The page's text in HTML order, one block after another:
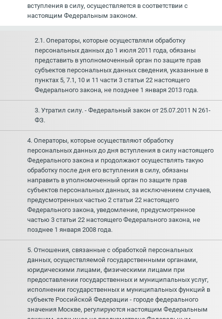
вступления в силу, осуществляется в соответствии с
настоящим Федеральным законом.
2.1. Операторы, которые осуществляли обработку
персональных данных до 1 июля 2011 года, обязаны
представить в уполномоченный орган по защите прав
субъектов персональных данных сведения, указанные в
пунктах 5, 7.1, 10 и 11 части 3 статьи 22 настоящего
Федерального закона, не позднее 1 января 2013 года.
3. Утратил силу. - Федеральный закон от 25.07.2011 N 261-
ФЗ.
4. Операторы, которые осуществляют обработку
персональных данных до дня вступления в силу настоящего
Федерального закона и продолжают осуществлять такую
обработку после дня его вступления в силу, обязаны
направить в уполномоченный орган по защите прав
субъектов персональных данных, за исключением случаев,
предусмотренных частью 2 статьи 22 настоящего
Федерального закона, уведомление, предусмотренное
частью 3 статьи 22 настоящего Федерального закона, не
позднее 1 января 2008 года.
5. Отношения, связанные с обработкой персональных
данных, осуществляемой государственными органами,
юридическими лицами, физическими лицами при
предоставлении государственных и муниципальных услуг,
исполнении государственных и муниципальных функций в
субъекте Российской Федерации - городе федерального
значения Москве, регулируются настоящим Федеральным